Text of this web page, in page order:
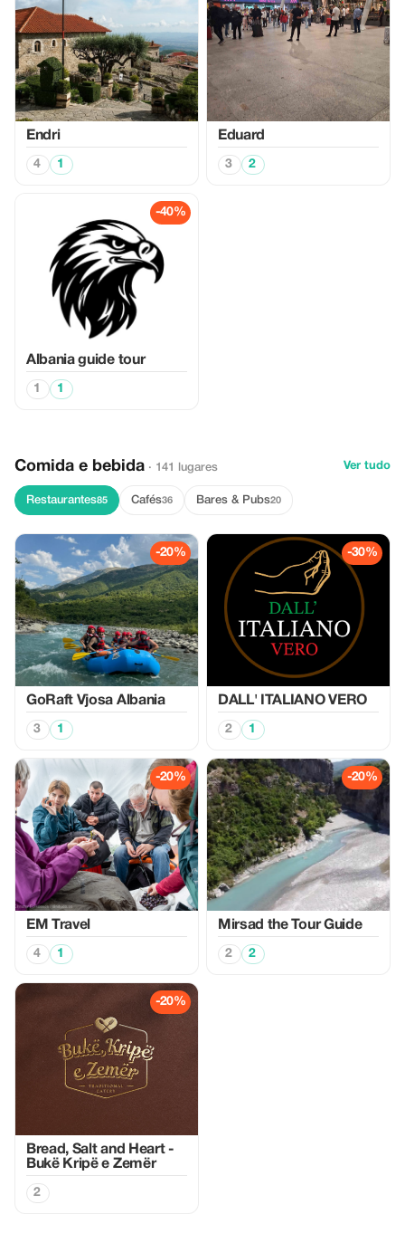
Endri
4 1
Eduard
3 2
-40%
Albania guide tour
1 1
Comida e bebida · 141 lugares Ver tudo
Restaurantes85 Cafés36 Bares & Pubs20
-20%
GoRaft Vjosa Albania
3 1
-30%
DALL' ITALIANO VERO
2 1
-20%
EM Travel
4 1
-20%
Mirsad the Tour Guide
2 2
-20%
Bread, Salt and Heart -
Bukë Kripë e Zemër
2